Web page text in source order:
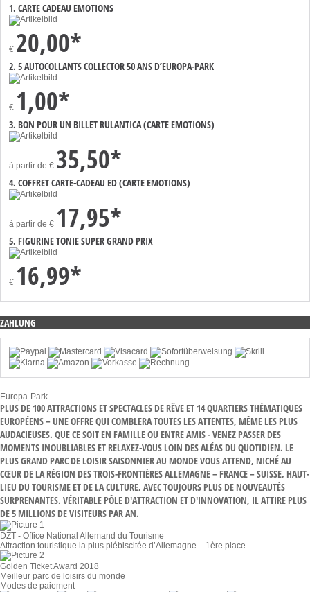
1. CARTE CADEAU EMOTIONS
€ 20,00*
2. 5 AUTOCOLLANTS COLLECTOR 50 ANS D’EUROPA-PARK
€ 1,00*
3. BON POUR UN BILLET RULANTICA (CARTE EMOTIONS)
à partir de € 35,50*
4. COFFRET CARTE-CADEAU ED (CARTE EMOTIONS)
à partir de € 17,95*
5. FIGURINE TONIE SUPER GRAND PRIX
€ 16,99*
ZAHLUNG
Europa-Park
PLUS DE 100 ATTRACTIONS ET SPECTACLES DE RÊVE ET 14 QUARTIERS THÉMATIQUES
EUROPÉENS – UNE OFFRE QUI COMBLERA TOUTES LES ATTENTES, MÊME LES PLUS
AUDACIEUSES. QUE CE SOIT EN FAMILLE OU ENTRE AMIS - VENEZ PASSER DES
MOMENTS INOUBLIABLES ET RELAXEZ-VOUS LOIN DES ALÉAS DU QUOTIDIEN. LE
PLUS GRAND PARC DE LOISIR SAISONNIER AU MONDE VOUS ATTEND, NICHÉ AU
CŒUR DE LA RÉGION DES TROIS-FRONTIÈRES ALLEMAGNE – FRANCE – SUISSE, HAUT-
LIEU DU TOURISME ET DE LA CULTURE, AVEC TOUJOURS PLUS DE NOUVEAUTÉS
SURPRENANTES. VÉRITABLE PÔLE D'ATTRACTION ET D'INNOVATION, IL ATTIRE PLUS
DE 5 MILLIONS DE VISITEURS PAR AN.
DZT - Office National Allemand du Tourisme
Attraction touristique la plus plébiscitée d’Allemagne – 1ère place
Golden Ticket Award 2018
Meilleur parc de loisirs du monde
Modes de paiement